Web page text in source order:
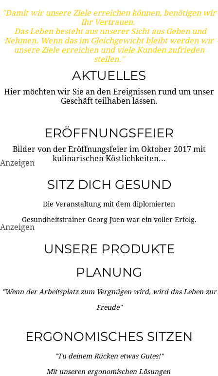
"Damit wir unsere Ziele erreichen können, benötigen wir
Ihr Vertrauen.
Das Leben besteht aus unserer Sicht aus Geben und
Nehmen. Wenn das im Gleichgewicht bleibt werden wir
unsere Ziele erreichen und viele Kunden zufrieden
stellen."
AKTUELLES
Hier möchten wir Sie an den Ereignissen rund um unser
Geschäft teilhaben lassen.
ERÖFFNUNGSFEIER
Bilder von der Eröffnungsfeier im Oktober 2017 mit
kulinarischen Köstlichkeiten...
Anzeigen
SITZ DICH GESUND
Die Veranstaltung mit dem diplomierten
Gesundheitstrainer Georg Juen war ein voller Erfolg.
Anzeigen
UNSERE PRODUKTE
PLANUNG
"Wenn der Arbeitsplatz zum Vergnügen wird, wird das Leben zur
Freude"
ERGONOMISCHES SITZEN
"Tu deinem Rücken etwas Gutes!"
Mit unseren ergonomischen Lösungen